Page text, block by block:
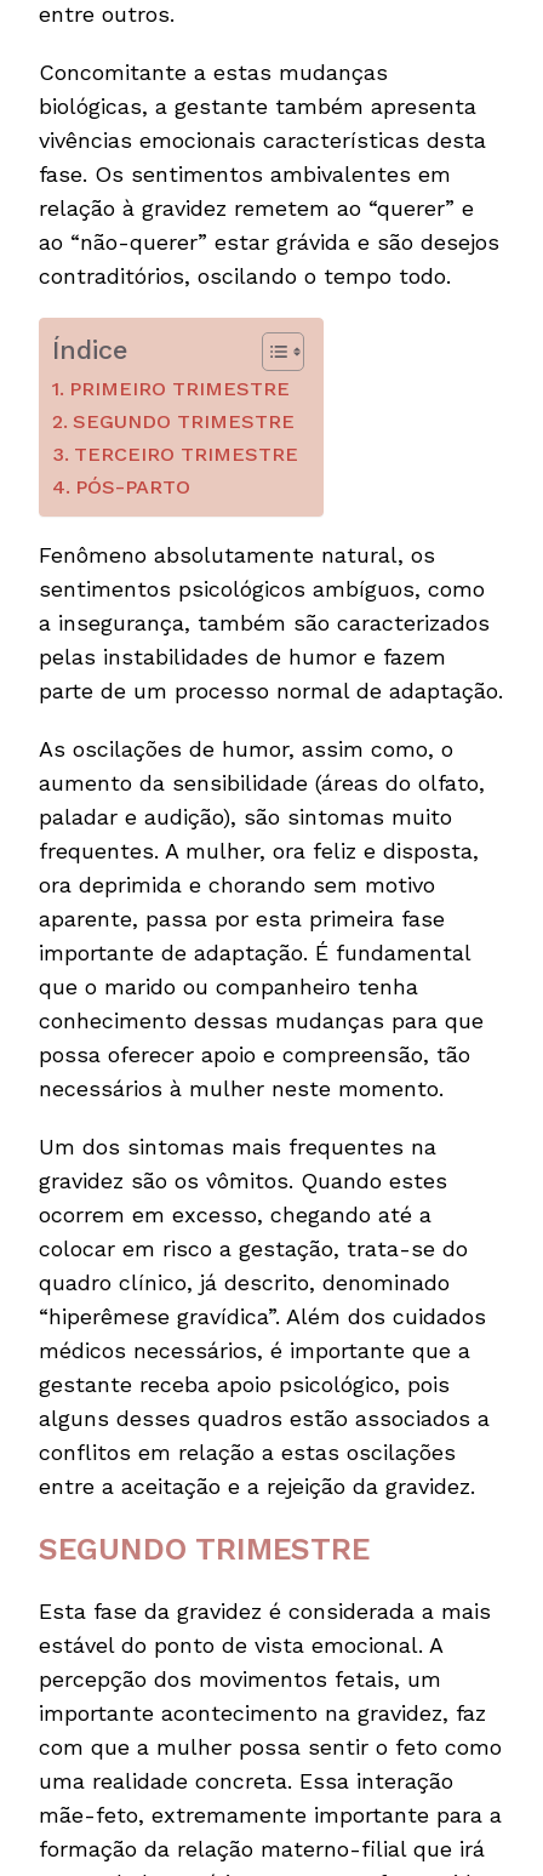
entre outros.
Concomitante a estas mudanças
biológicas, a gestante também apresenta
vivências emocionais características desta
fase. Os sentimentos ambivalentes em
relação à gravidez remetem ao “querer” e
ao “não-querer” estar grávida e são desejos
contraditórios, oscilando o tempo todo.
Índice
PRIMEIRO TRIMESTRE
SEGUNDO TRIMESTRE
TERCEIRO TRIMESTRE
PÓS-PARTO
Fenômeno absolutamente natural, os
sentimentos psicológicos ambíguos, como
a insegurança, também são caracterizados
pelas instabilidades de humor e fazem
parte de um processo normal de adaptação.
As oscilações de humor, assim como, o
aumento da sensibilidade (áreas do olfato,
paladar e audição), são sintomas muito
frequentes. A mulher, ora feliz e disposta,
ora deprimida e chorando sem motivo
aparente, passa por esta primeira fase
importante de adaptação. É fundamental
que o marido ou companheiro tenha
conhecimento dessas mudanças para que
possa oferecer apoio e compreensão, tão
necessários à mulher neste momento.
Um dos sintomas mais frequentes na
gravidez são os vômitos. Quando estes
ocorrem em excesso, chegando até a
colocar em risco a gestação, trata-se do
quadro clínico, já descrito, denominado
“hiperêmese gravídica”. Além dos cuidados
médicos necessários, é importante que a
gestante receba apoio psicológico, pois
alguns desses quadros estão associados a
conflitos em relação a estas oscilações
entre a aceitação e a rejeição da gravidez.
SEGUNDO TRIMESTRE
Esta fase da gravidez é considerada a mais
estável do ponto de vista emocional. A
percepção dos movimentos fetais, um
importante acontecimento na gravidez, faz
com que a mulher possa sentir o feto como
uma realidade concreta. Essa interação
mãe-feto, extremamente importante para a
formação da relação materno-filial que irá